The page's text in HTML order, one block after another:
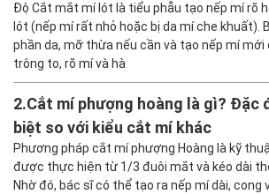
Độ Cắt mắt mí lót là tiểu phẫu tạo nếp mí rõ
lót (nếp mí rất nhỏ hoặc bị da mí che khuất).
phần da, mỡ thừa nếu cần và tạo nếp mí mới
trông to, rõ mí và hà
2.Cắt mí phượng hoàng là gì? Đặc
biệt so với kiểu cắt mí khác
Phương pháp cắt mí phượng Hoàng là kỹ
được thực hiện từ 1/3 đuôi mắt và kéo dài
Nhờ đó, bác sĩ có thể tạo ra nếp mí dài, cong